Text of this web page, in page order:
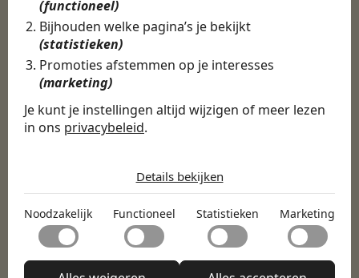
(functioneel)
Bijhouden welke pagina’s je bekijkt
(statistieken)
Promoties afstemmen op je interesses
(marketing)
Je kunt je instellingen altijd wijzigen of meer lezen
in ons privacybeleid.
Noodzakelijk
Noodzakelijke cookies helpen een website bruikbaar te
maken door basisfuncties zoals paginanavigatie en
toegang tot beveiligde delen van de website mogelijk te
maken. Zonder deze cookies kan de website niet naar
Functioneel
onthouden welke de manier waarop de website zich
Statistieken
Details bekijken
Noodzakelijk Functioneel Statistieken Marketing
Ontdek meer dan 500+
werkgevers
Marketing & Communicatie
Sales & Inkoop